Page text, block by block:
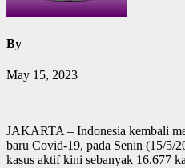
By
May 15, 2023
JAKARTA – Indonesia kembali
baru Covid-19, pada Senin (15/5/
kasus aktif kini sebanyak 16.677